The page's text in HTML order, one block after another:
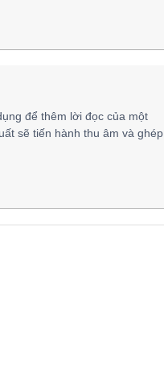
để thêm lời đọc của một
sẽ tiến hành thu âm và ghép